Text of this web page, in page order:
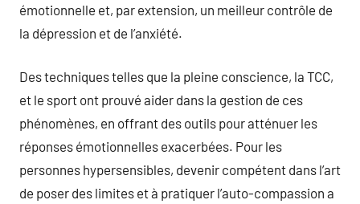
émotionnelle et, par extension, un meilleur contrôle de
la dépression et de l’anxiété.
Des techniques telles que la pleine conscience, la TCC,
et le sport ont prouvé aider dans la gestion de ces
phénomènes, en offrant des outils pour atténuer les
réponses émotionnelles exacerbées. Pour les
personnes hypersensibles, devenir compétent dans l’art
de poser des limites et à pratiquer l’auto-compassion a